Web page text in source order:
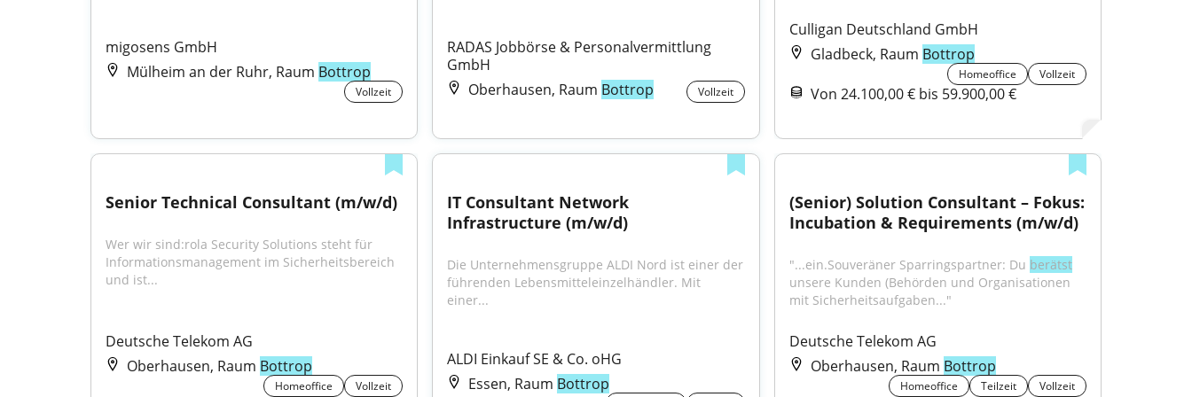
migosens GmbH
Mülheim an der Ruhr, Raum Bottrop
Vollzeit
RADAS Jobbörse & Personalvermittlung
GmbH
Oberhausen, Raum Bottrop Vollzeit
Culligan Deutschland GmbH
Gladbeck, Raum Bottrop
Homeoffice Vollzeit
Von 24.100,00 € bis 59.900,00 €
Senior Technical Consultant (m/w/d)
Wer wir sind:rola Security Solutions steht für
Informationsmanagement im Sicherheitsbereich
und ist...
Deutsche Telekom AG
Oberhausen, Raum Bottrop
Homeoffice Vollzeit
IT Consultant Network
Infrastructure (m/w/d)
Die Unternehmensgruppe ALDI Nord ist einer der
führenden Lebensmitteleinzelhändler. Mit
einer...
ALDI Einkauf SE & Co. oHG
Essen, Raum Bottrop
(Senior) Solution Consultant – Fokus:
Incubation & Requirements (m/w/d)
"...ein.Souveräner Sparringspartner: Du berätst
unsere Kunden (Behörden und Organisationen
mit Sicherheitsaufgaben..."
Deutsche Telekom AG
Oberhausen, Raum Bottrop
Homeoffice Teilzeit Vollzeit